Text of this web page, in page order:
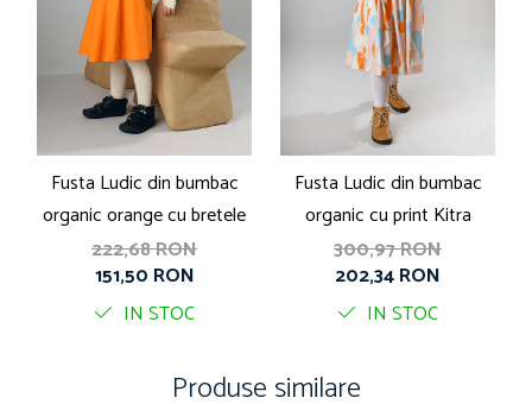
Fusta Ludic din bumbac
organic orange cu bretele
222,68 RON
151,50 RON
IN STOC
Fusta Ludic din bumbac
organic cu print Kitra
300,97 RON
202,34 RON
IN STOC
Produse similare